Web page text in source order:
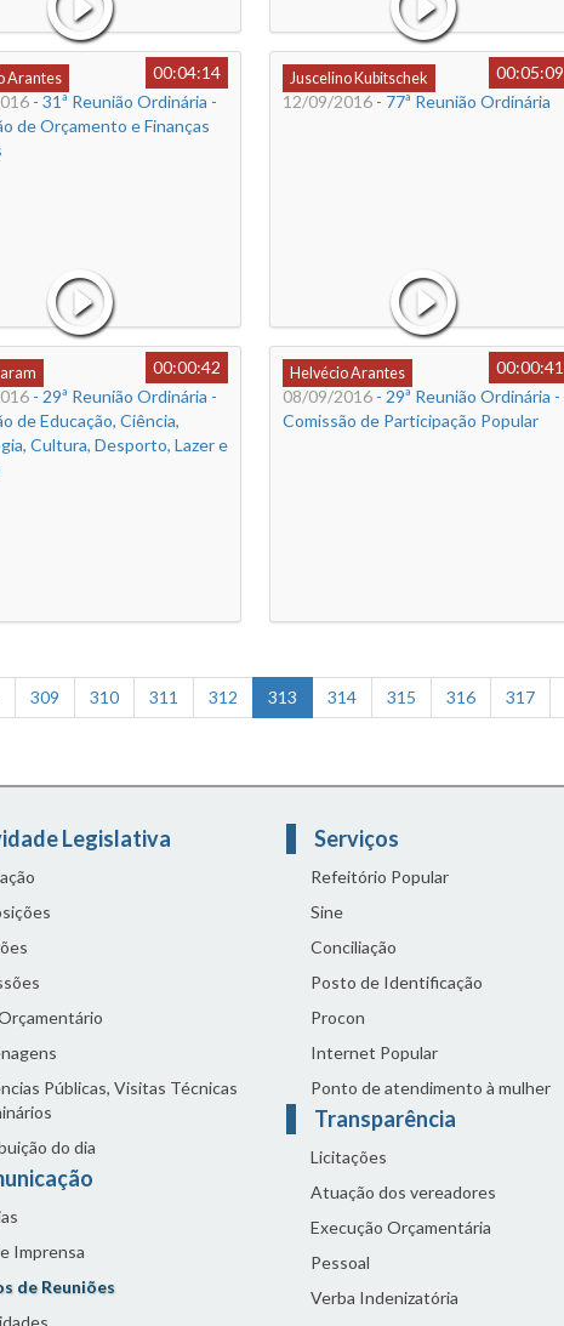
Arantes
00:04:14
- 31ª Reunião Ordinária -
de Orçamento e Finanças
Juscelino Kubitschek
00:05:09
12/09/2016- 77ª Reunião Ordinária
00:00:42
- 29ª Reunião Ordinária -
de Educação, Ciência,
Cultura, Desporto, Lazer e
Helvécio Arantes
00:00:41
08/09/2016- 29ª Reunião Ordinária -
Comissão de Participação Popular
309 310 311 312 313 314 315 316 317
Legislativa
Públicas, Visitas Técnicas
do dia
Imprensa
de Reuniões
Serviços
Refeitório Popular
Sine
Conciliação
Posto de Identificação
Procon
Internet Popular
Ponto de atendimento à mulher
Transparência
Licitações
Atuação dos vereadores
Execução Orçamentária
Pessoal
Verba Indenizatória